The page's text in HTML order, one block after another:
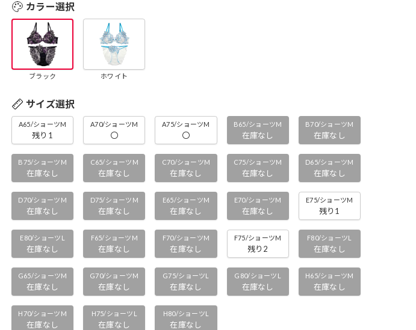
カラー選択
ブラック ホワイト
サイズ選択
A65/ショーツM
残り1
A70/ショーツM
〇
A75/ショーツM
〇
B65/ショーツM
在庫なし
B70/ショーツM
在庫なし
B75/ショーツM
在庫なし
C65/ショーツM
在庫なし
C70/ショーツM
在庫なし
C75/ショーツM
在庫なし
D65/ショーツM
在庫なし
D70/ショーツM
在庫なし
D75/ショーツM
在庫なし
E65/ショーツM
在庫なし
E70/ショーツM
在庫なし
E75/ショーツM
残り1
E80/ショーツL
在庫なし
F65/ショーツM
在庫なし
F70/ショーツM
在庫なし
F75/ショーツM
残り2
F80/ショーツL
在庫なし
G65/ショーツM
在庫なし
G70/ショーツM
在庫なし
G75/ショーツL
在庫なし
G80/ショーツL
在庫なし
H65/ショーツM
在庫なし
H70/ショーツM
在庫なし
H75/ショーツL
在庫なし
H80/ショーツL
在庫なし